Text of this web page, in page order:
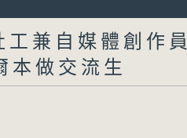
兼自媒體創作員
做交流生